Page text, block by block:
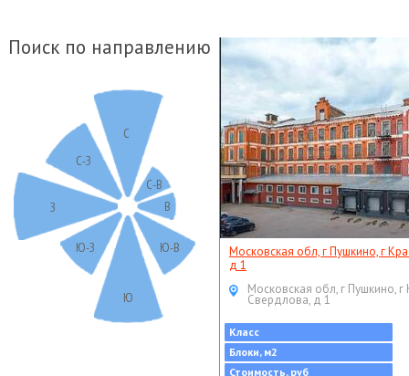
Поиск по направлению
С
С-В
В
Ю-В
Ю
Ю-З
З
С-З
Московская обл, г Пушкино, г
д 1
Московская обл, г Пушкино, г
Свердлова, д 1
Класс
Блоки, м2
Стоимость, руб